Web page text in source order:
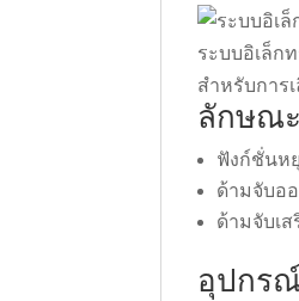
ระบบอิเล็ก
สำหรับการ
ลักษณะ
ฟังก์ชั่นห
ด้ามจับอ
ด้ามจับเ
อุปกรณ์